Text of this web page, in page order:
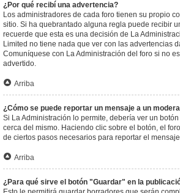
¿Por qué recibí una advertencia?
Los administradores de cada foro tienen su propio
sitio. Si ha quebrantado alguna regla puede recibir
recuerde que esta es una decisión de La
Limited no tiene nada que ver con las advertencias
Comuníquese con La Administración del foro si no
advertido.
Arriba
¿Cómo se puede reportar un mensaje a un
Si La Administración lo permite, debería ver un
cerca del mismo. Haciendo clic sobre el botón, el
de ciertos pasos necesarios para reportar el
Arriba
¿Para qué sirve el botón "Guardar" en la